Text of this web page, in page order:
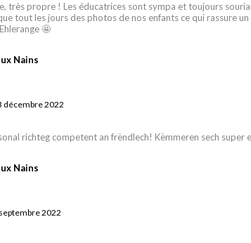
très propre ! Les éducatrices sont sympa et toujours
tout les jours des photos de nos enfants ce qui rassure
🤩
Nains
décembre 2022
richteg competent an frëndlech! Këmmeren sech super
Nains
2022